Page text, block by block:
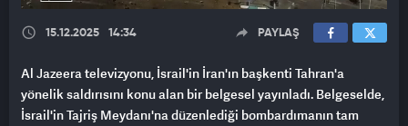
15.12.2025 14:34 PAYLAŞ
Al Jazeera televizyonu, İsrail'in İran'ın başkenti Tahran'a
yönelik saldırısını konu alan bir belgesel yayınladı. Belgeselde,
İsrail'in Tajriş Meydanı'na düzenlediği bombardımanın tam